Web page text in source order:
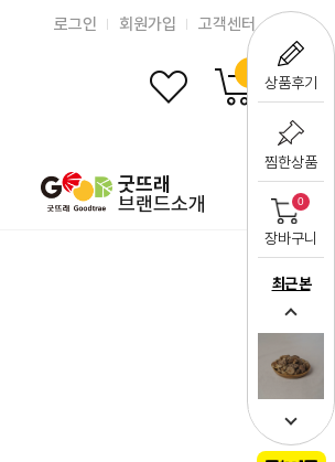
상품후기
찜한상품
0
장바구니
최근 본
로그인 회원가입 고객센터
굿뜨래
브랜드소개